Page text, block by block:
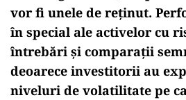
vor fi unele de reținut.
în special ale activelor cu
întrebări și comparații
deoarece investitorii au
niveluri de volatilitate pe